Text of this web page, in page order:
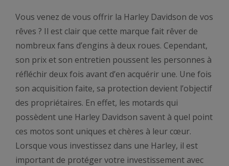
Vous venez de vous offrir la Harley Davidson de vos
rêves ? Il est clair que cette marque fait rêver de
nombreux fans d’engins à deux roues. Cependant,
son prix et son entretien poussent les personnes à
réfléchir deux fois avant d’en acquérir une. Une fois
son acquisition faite, sa protection devient l’objectif
des propriétaires. En effet, les motards qui
possèdent une Harley Davidson savent à quel point
ces motos sont uniques et chères à leur cœur.
Lorsque vous investissez dans une Harley, il est
important de protéger votre investissement avec